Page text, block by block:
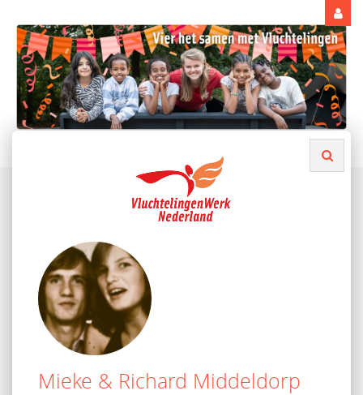
Mieke & Richard Middeldorp